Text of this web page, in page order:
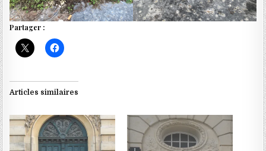
Partager :
Articles similaires